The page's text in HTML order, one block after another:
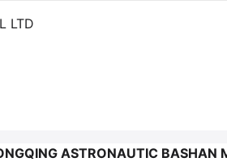
LTD
ASTRONAUTIC BASHAN